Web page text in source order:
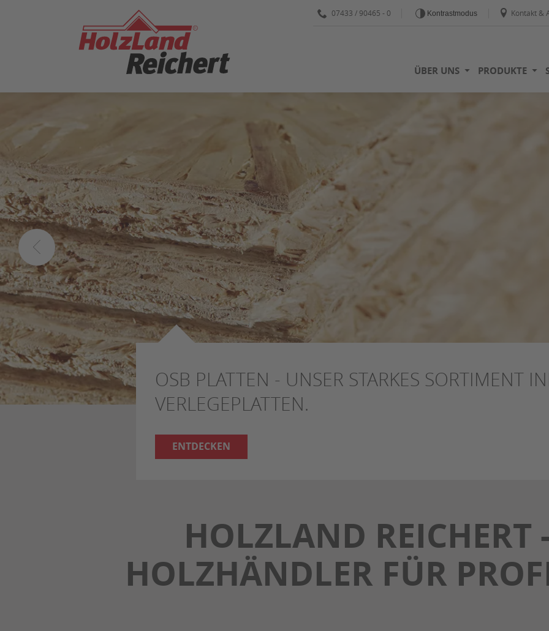
SEITENINHALT
07433 / 90465 - 0 Kontrastmodus Kontakt &
ÜBER UNS PRODUKTE
OSB PLATTEN - UNSER STARKES SORTIMENT
VERLEGEPLATTEN.
ENTDECKEN
HOLZLAND REICHERT
HOLZHÄNDLER FÜR